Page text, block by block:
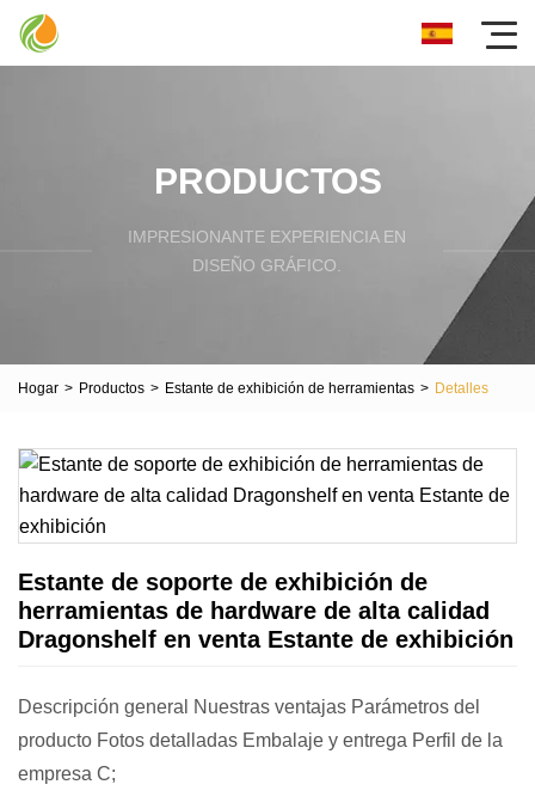
PRODUCTOS
IMPRESIONANTE EXPERIENCIA EN
DISEÑO GRÁFICO.
Hogar > Productos > Estante de exhibición de herramientas > Detalles
Estante de soporte de exhibición de
herramientas de hardware de alta calidad
Dragonshelf en venta Estante de exhibición
Descripción general Nuestras ventajas Parámetros del
producto Fotos detalladas Embalaje y entrega Perfil de la
empresa C;